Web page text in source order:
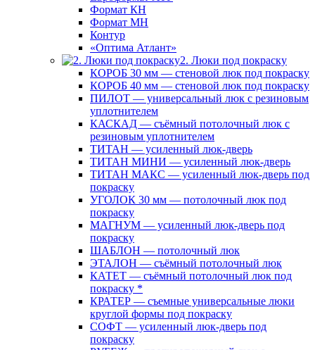
Формат КН
Формат МН
Контур
«Оптима Атлант»
2. Люки под покраску
КОРОБ 30 мм — стеновой люк под покраску
КОРОБ 40 мм — стеновой люк под покраску
ПИЛОТ — универсальный люк с резиновым
уплотнителем
КАСКАД — съёмный потолочный люк с
резиновым уплотнителем
ТИТАН — усиленный люк-дверь
ТИТАН МИНИ — усиленный люк-дверь
ТИТАН МАКС — усиленный люк-дверь под
покраску
УГОЛОК 30 мм — потолочный люк под
покраску
МАГНУМ — усиленный люк-дверь под
покраску
ШАБЛОН — потолочный люк
ЭТАЛОН — съёмный потолочный люк
КАТЕТ — съёмный потолочный люк под
покраску *
КРАТЕР — съемные универсальные люки
круглой формы под покраску
СОФТ — усиленный люк-дверь под
покраску